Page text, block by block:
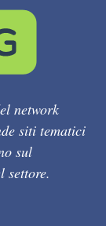
network
siti tematici
sul
settore.